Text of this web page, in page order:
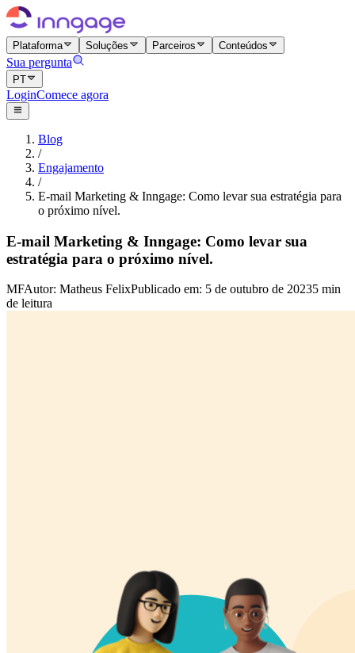
Plataforma Soluções Parceiros Conteúdos
Sua pergunta
PT
LoginComece agora
Blog
/
Engajamento
/
E-mail Marketing & Inngage: Como levar sua estratégia para
o próximo nível.
E-mail Marketing & Inngage: Como levar sua
estratégia para o próximo nível.
MFAutor: Matheus FelixPublicado em: 5 de outubro de 20235 min
de leitura